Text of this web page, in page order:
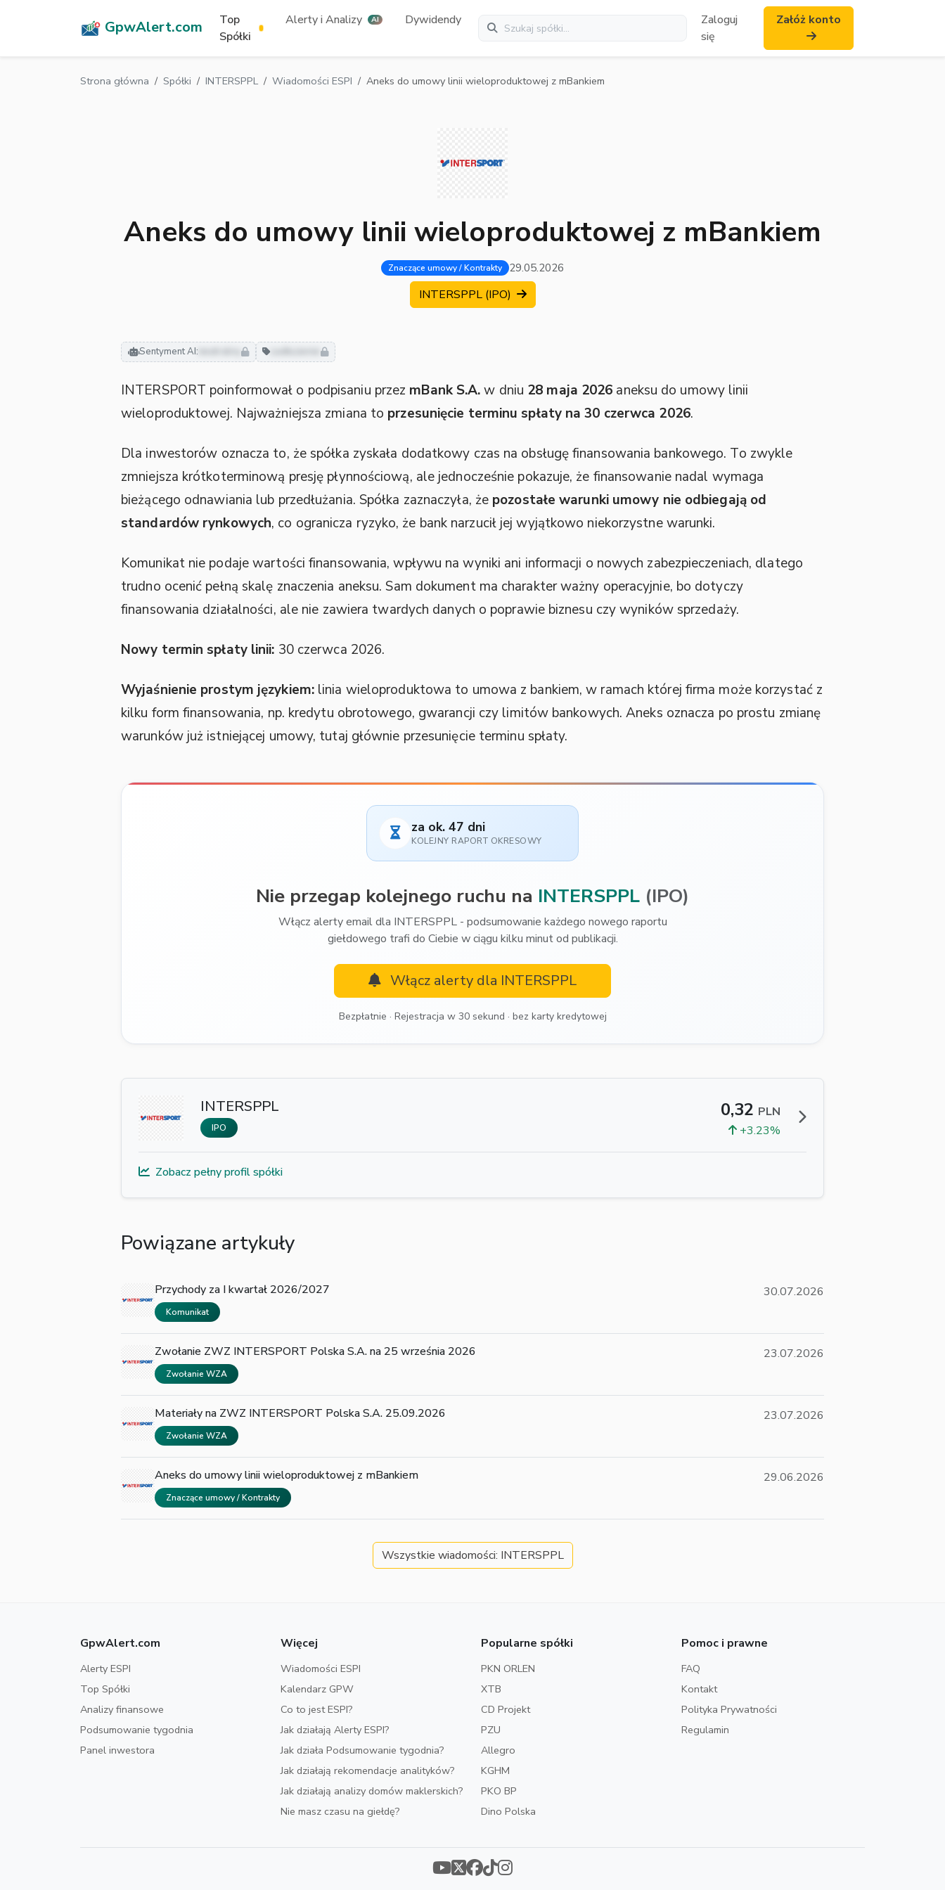
GpwAlert.com
Top
Spółki
Alerty i Analizy AI Dywidendy
Zaloguj
się
Załóż konto
Strona główna Spółki INTERSPPL Wiadomości ESPI Aneks do umowy linii wieloproduktowej z mBankiem
Aneks do umowy linii wieloproduktowej z mBankiem
Znaczące umowy / Kontrakty 29.05.2026
INTERSPPL (IPO)
Sentyment AI: neutralny zadłużenie
INTERSPORT poinformował o podpisaniu przez mBank S.A.w dniu 28 maja 2026 aneksu do umowy linii
wieloproduktowej. Najważniejsza zmiana to przesunięcie terminu spłaty na 30 czerwca 2026.
Dla inwestorów oznacza to, że spółka zyskała dodatkowy czas na obsługę finansowania bankowego. To zwykle
zmniejsza krótkoterminową presję płynnościową, ale jednocześnie pokazuje, że finansowanie nadal wymaga
bieżącego odnawiania lub przedłużania. Spółka zaznaczyła, że pozostałe warunki umowy nie odbiegają od
standardów rynkowych, co ogranicza ryzyko, że bank narzucił jej wyjątkowo niekorzystne warunki.
Komunikat nie podaje wartości finansowania, wpływu na wyniki ani informacji o nowych zabezpieczeniach, dlatego
trudno ocenić pełną skalę znaczenia aneksu. Sam dokument ma charakter ważny operacyjnie, bo dotyczy
finansowania działalności, ale nie zawiera twardych danych o poprawie biznesu czy wyników sprzedaży.
Nowy termin spłaty linii: 30 czerwca 2026.
Wyjaśnienie prostym językiem:linia wieloproduktowa to umowa z bankiem, w ramach której firma może korzystać z
kilku form finansowania, np. kredytu obrotowego, gwarancji czy limitów bankowych. Aneks oznacza po prostu zmianę
warunków już istniejącej umowy, tutaj głównie przesunięcie terminu spłaty.
za ok. 47 dni
KOLEJNY RAPORT OKRESOWY
Nie przegap kolejnego ruchu na INTERSPPL (IPO)
Włącz alerty email dla INTERSPPL - podsumowanie każdego nowego raportu
giełdowego trafi do Ciebie w ciągu kilku minut od publikacji.
Włącz alerty dla INTERSPPL
Bezpłatnie · Rejestracja w 30 sekund · bez karty kredytowej
INTERSPPL
IPO
0,32 PLN
+3.23%
Zobacz pełny profil spółki
Powiązane artykuły
Przychody za I kwartał 2026/2027
Komunikat
30.07.2026
Zwołanie ZWZ INTERSPORT Polska S.A. na 25 września 2026
Zwołanie WZA
23.07.2026
Materiały na ZWZ INTERSPORT Polska S.A. 25.09.2026
Zwołanie WZA
23.07.2026
Aneks do umowy linii wieloproduktowej z mBankiem
Znaczące umowy / Kontrakty
29.06.2026
Wszystkie wiadomości: INTERSPPL
GpwAlert.com
Alerty ESPI
Top Spółki
Analizy finansowe
Podsumowanie tygodnia
Panel inwestora
Więcej
Wiadomości ESPI
Kalendarz GPW
Co to jest ESPI?
Jak działają Alerty ESPI?
Jak działa Podsumowanie tygodnia?
Jak działają rekomendacje analityków?
Jak działają analizy domów maklerskich?
Nie masz czasu na giełdę?
Popularne spółki
PKN ORLEN
XTB
CD Projekt
PZU
Allegro
KGHM
PKO BP
Dino Polska
Pomoc i prawne
FAQ
Kontakt
Polityka Prywatności
Regulamin